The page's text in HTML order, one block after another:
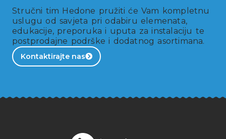
Stručni tim Hedone pružiti će Vam kompletnu
uslugu od savjeta pri odabiru elemenata,
edukacije, preporuka i uputa za instalaciju te
postprodajne podrške i dodatnog asortimana.
Kontaktirajte nas